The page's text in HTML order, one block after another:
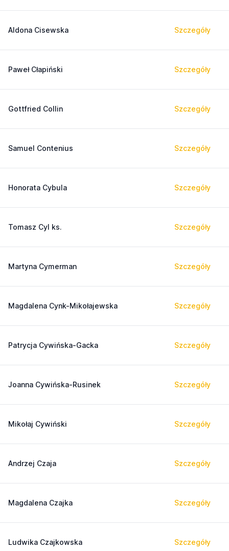
Aldona Cisewska Szczegóły
Paweł Cłapiński Szczegóły
Gottfried Collin Szczegóły
Samuel Contenius Szczegóły
Honorata Cybula Szczegóły
Tomasz Cyl ks. Szczegóły
Martyna Cymerman Szczegóły
Magdalena Cynk-Mikołajewska Szczegóły
Patrycja Cywińska-Gacka Szczegóły
Joanna Cywińska-Rusinek Szczegóły
Mikołaj Cywiński Szczegóły
Andrzej Czaja Szczegóły
Magdalena Czajka Szczegóły
Ludwika Czajkowska Szczegóły